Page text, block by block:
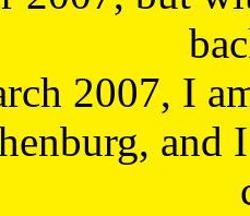
2007, I
and